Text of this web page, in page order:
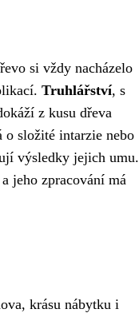
si vždy nacházelo
Truhlářství, s
z kusu dřeva
o složité intarzie nebo
výsledky jejich umu.
jeho zpracování má
krásu nábytku i